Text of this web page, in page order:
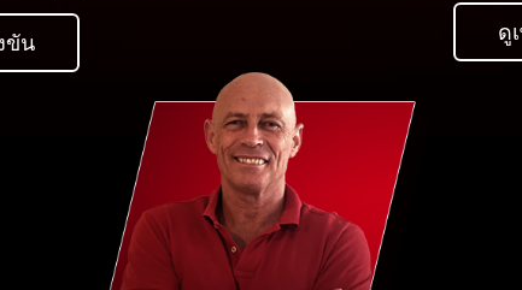
ขัน ดู